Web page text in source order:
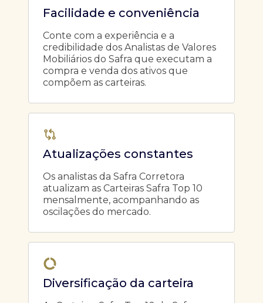
Facilidade e conveniência
Conte com a experiência e a
credibilidade dos Analistas de Valores
Mobiliários do Safra que executam a
compra e venda dos ativos que
compõem as carteiras.
Atualizações constantes
Os analistas da Safra Corretora
atualizam as Carteiras Safra Top 10
mensalmente, acompanhando as
oscilações do mercado.
Diversificação da carteira